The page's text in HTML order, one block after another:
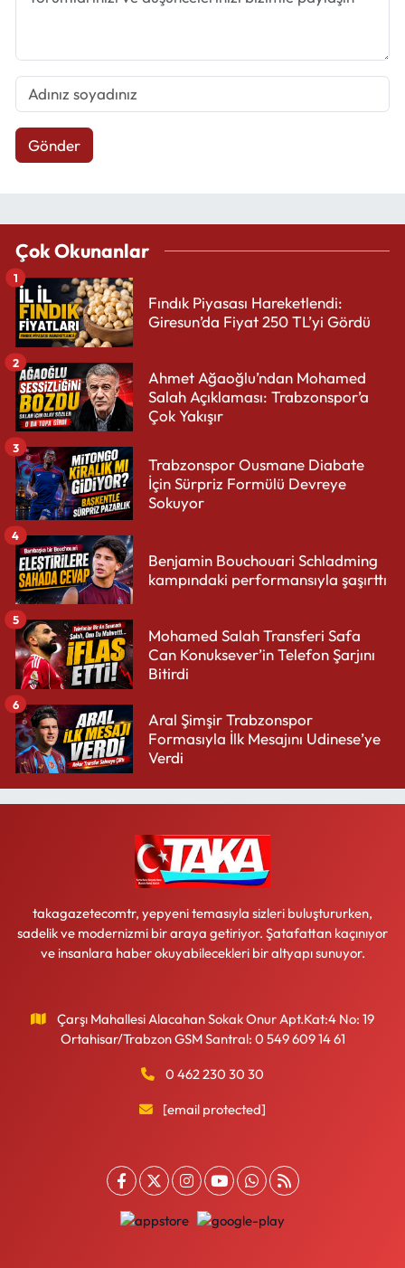
Gönder
Çok Okunanlar
Fındık Piyasası Hareketlendi:
Giresun’da Fiyat 250 TL’yi Gördü
1
Ahmet Ağaoğlu’ndan Mohamed
Salah Açıklaması: Trabzonspor’a
Çok Yakışır
2
Trabzonspor Ousmane Diabate
İçin Sürpriz Formülü Devreye
Sokuyor
3
Benjamin Bouchouari Schladming
kampındaki performansıyla şaşırttı
4
Mohamed Salah Transferi Safa
Can Konuksever’in Telefon Şarjını
Bitirdi
5
Aral Şimşir Trabzonspor
Formasıyla İlk Mesajını Udinese’ye
Verdi
6
takagazetecomtr, yepyeni temasıyla sizleri buluştururken,
sadelik ve modernizmi bir araya getiriyor. Şatafattan kaçınıyor
ve insanlara haber okuyabilecekleri bir altyapı sunuyor.
Çarşı Mahallesi Alacahan Sokak Onur Apt.Kat:4 No: 19
Ortahisar/Trabzon GSM Santral: 0 549 609 14 61
0 462 230 30 30
[email protected]